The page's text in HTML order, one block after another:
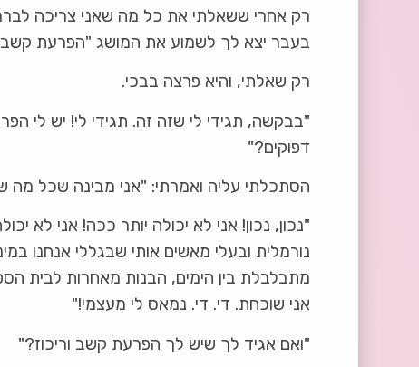
רק אחרי ששאלתי את כל מה שאני צריכה
בעבר יצא לך לשמוע את המושג "הפרעת קשב
רק שאלתי, והיא פרצה בבכי.
"בבקשה, תגידי לי שזה זה. תגידי לי! יש לי
דפוקים?"
הסתכלתי עליה ואמרתי: "אני מבינה שכל
"נכון, נכון! אני לא יכולה יותר ככה! אני לא
נורמלית ובעלי מאשים אותי שבגללי אנחנו
מתבלבלת בין הימים, הבנות מאחרות לבית
אני שוכחת. די. די. נמאס לי מעצמי!"
"ואם אגיד לך שיש לך הפרעת קשב וריכוז?"